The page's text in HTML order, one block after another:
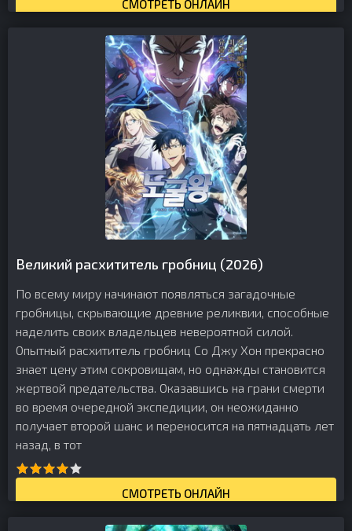
СМОТРЕТЬ ОНЛАЙН
Великий расхититель гробниц (2026)
По всему миру начинают появляться загадочные
гробницы, скрывающие древние реликвии, способные
наделить своих владельцев невероятной силой.
Опытный расхититель гробниц Со Джу Хон прекрасно
знает цену этим сокровищам, но однажды становится
жертвой предательства. Оказавшись на грани смерти
во время очередной экспедиции, он неожиданно
получает второй шанс и переносится на пятнадцать лет
назад, в тот
СМОТРЕТЬ ОНЛАЙН